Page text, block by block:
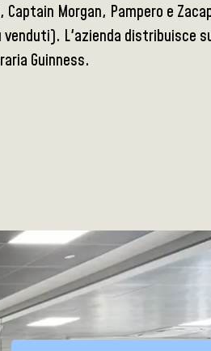
Morgan, Pampero e
venduti). L'azienda distribuisce
Guinness.